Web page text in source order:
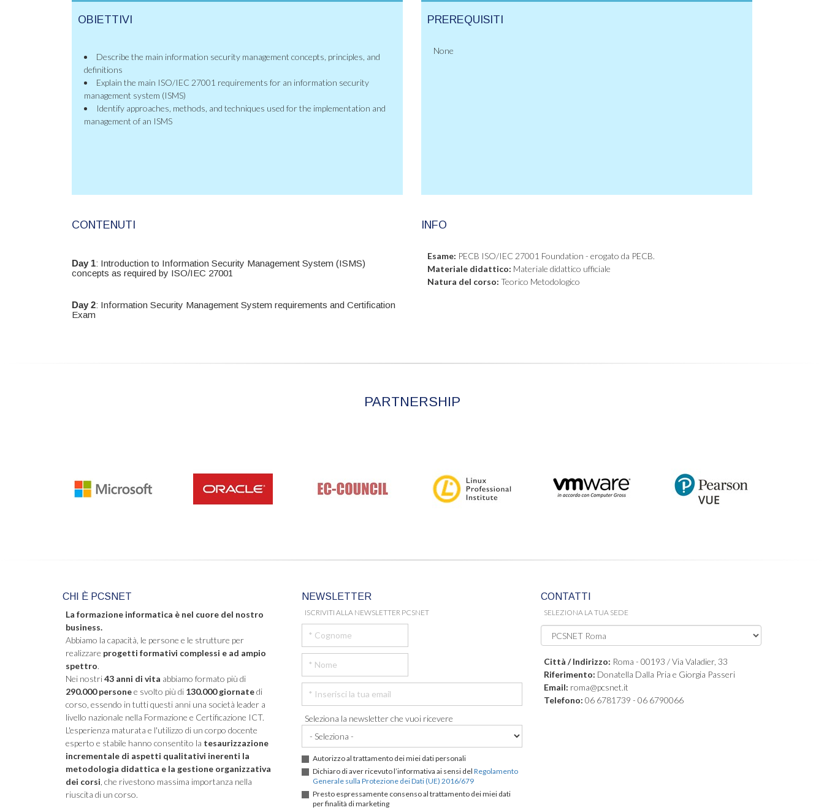
OBIETTIVI
Describe the main information security management concepts, principles, and
definitions
Explain the main ISO/IEC 27001 requirements for an information security
management system (ISMS)
Identify approaches, methods, and techniques used for the implementation and
management of an ISMS
PREREQUISITI
None
CONTENUTI
Day 1: Introduction to Information Security Management System (ISMS)
concepts as required by ISO/IEC 27001
Day 2: Information Security Management System requirements and Certification
Exam
INFO
Esame: PECB ISO/IEC 27001 Foundation - erogato da PECB.
Materiale didattico: Materiale didattico ufficiale
Natura del corso: Teorico Metodologico
PARTNERSHIP
CHI È PCSNET
La formazione informatica è nel cuore del nostro
business.
Abbiamo la capacità, le persone e le strutture per
realizzare progetti formativi complessi e ad ampio
spettro.
Nei nostri43 anni di vita abbiamo formato più di
290.000 personee svolto più di 130.000 giornatedi
corso, essendo in tutti questi anni una società leader a
livello nazionale nella Formazione e Certificazione ICT.
L'esperienza maturata e l'utilizzo di un corpo docente
esperto e stabile hanno consentito la tesaurizzazione
incrementale di aspetti qualitativi inerenti la
metodologia didattica e la gestione organizzativa
dei corsi , che rivestono massima importanza nella
riuscita di un corso.
NEWSLETTER
ISCRIVITI ALLA NEWSLETTER PCSNET
Seleziona la newsletter che vuoi ricevere
Autorizzo al trattamento dei miei dati personali
Dichiaro di aver ricevuto l’informativa ai sensi del Regolamento
Generale sulla Protezione dei Dati (UE) 2016/679
Presto espressamente consenso al trattamento dei miei dati
per finalità di marketing
CONTATTI
SELEZIONA LA TUA SEDE
Città / Indirizzo: Roma - 00193 / Via Valadier, 33
Riferimento: Donatella Dalla Pria e Giorgia Passeri
Email: roma@pcsnet.it
Telefono: 06 6781739 - 06 6790066